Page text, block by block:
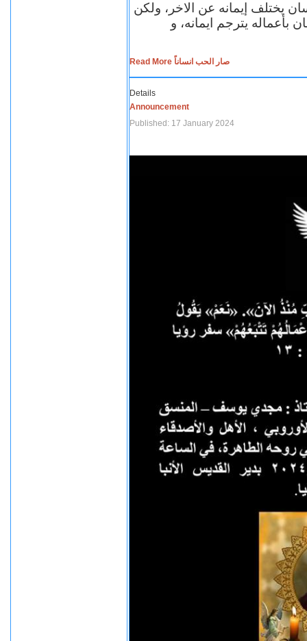
يختلف إيمانه عن الاخر، ولكن
بأعماله يترجم ايمانه، و
Read More صار الحب انساناً
Details
Announcement
Published: 17 January 2024